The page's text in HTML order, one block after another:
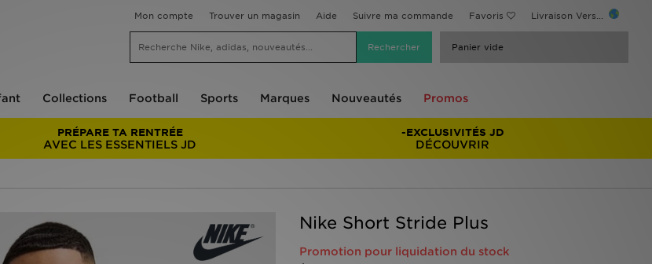
Mon compte Trouver un magasin Aide Suivre ma commande Favoris Livraison Vers...
Panier vide
Collections Football Sports Marques Nouveautés Promos
PRÉPARE TA RENTRÉE
AVEC LES ESSENTIELS JD
-EXCLUSIVITÉS JD
DÉCOUVRIR
Nike Short Stride Plus
Promotion pour liquidation du stock